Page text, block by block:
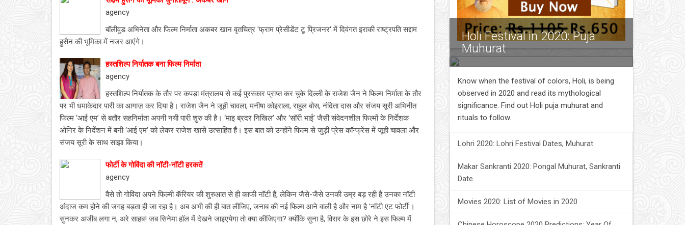
agency
बॉलीवुड अभिनेता और फिल्म निर्माता अकबर खान वृतचित्र 'फ्राम प्रेसीडेंट टू प्रिजनर' में दिवंगत इराकी राष्ट्रपति सद्दाम
हुसैन की भूमिका में नजर आएंगे।
हस्‍तशिल्‍प निर्यातक बना फिल्‍म निर्माता
agency
हस्तशिल्प निर्यातक के तौर पर कपड़ा मंत्रालय से कई पुरस्कार प्राप्त कर चुके दिल्ली के राजेश जैन ने फिल्म निर्माता के तौर
पर भी धमाकेदार पारी का आगाज़ कर दिया है। राजेश जैन ने जूही चावला, मनीषा कोइराला, राहुल बोस, नंदिता दास और संजय सूरी अभिनीत
फिल्म ‘आई एम’ से बतौर सहनिर्माता अपनी नयी पारी शुरु की है। ‘माइ ब्रदर निखिल’ और ‘सॉरी भाई’ जैसी संवेदनशील फिल्मों के निर्देशक
ओनिर के निर्देशन में बनी ‘आई एम’ को लेकर राजेश खासे उत्साहित हैं। इस बात को उन्होंने फिल्म से जुड़ी प्रेस कॉन्फ्रेंस में जूही चावला और
संजय सूरी के साथ साझा किया।
फोर्टी के गोविंदा की नॉटी-नॉटी हरकतें
agency
वैसे तो गोविंदा अपने फिल्‍मी कॅरियर की शुरुआत से ही काफी नॉटी हैं, लेकिन जैसे-जैसे उनकी उम्र बड़ रही है उनका नॉटी
अंदाज कम होने की जगह बड़ता ही जा रहा है। अब अभी की ही बात लीजिए, जनाब की नई फिल्‍म आने वाली है और नाम है 'नॉटी एट फोर्टी'।
सुनकर अजीब लगा न, अरे साहब! जब सिनेमा हॉल में देखने जाइएयेगा तो क्‍या कीजिएगा? क्‍योंकि सुना है, विरार के इस छोरे ने इस फिल्‍म में
Holi Festival in 2020: Puja
Muhurat
Know when the festival of colors, Holi, is being
observed in 2020 and read its mythological
significance. Find out Holi puja muhurat and
rituals to follow.
Lohri 2020: Lohri Festival Dates, Muhurat
Makar Sankranti 2020: Pongal Muhurat, Sankranti
Date
Movies 2020: List of Movies in 2020